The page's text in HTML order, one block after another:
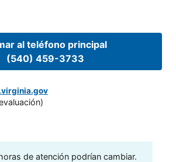
al teléfono principal
(540) 459-3733
)
de atención podrían cambiar.